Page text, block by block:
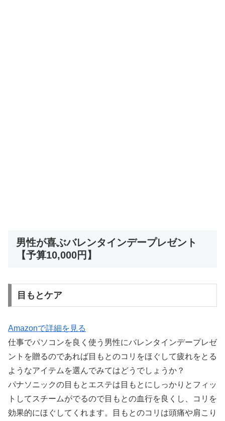
男性が喜ぶバレンタインデープレゼント
【予算10,000円】
目もとケア
Amazonで詳細を見る
仕事でパソコンを良く使う男性にバレンタインデープレゼ
ントを贈るのであれば目もとのコリをほぐして疲れをとる
ようなアイテムを選んでみてはどうでしょうか？
パナソニックの目もとエステは目もとにしっかりとフィッ
トしてスチームがでるので目もとの血行を良くし、コリを
効果的にほぐしてくれます。目もとのコリは頭痛や肩こり